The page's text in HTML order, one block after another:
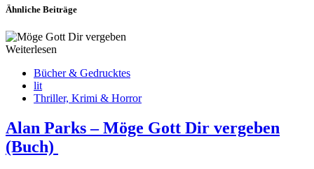
Ähnliche Beiträge
Weiterlesen
Bücher & Gedrucktes
lit
Thriller, Krimi & Horror
Alan Parks – Möge Gott Dir vergeben
(Buch)